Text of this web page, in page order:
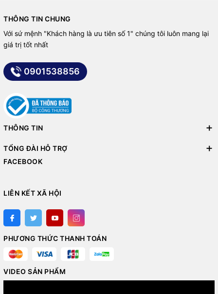
THÔNG TIN CHUNG
Với sứ mệnh "Khách hàng là ưu tiên số 1" chúng tôi luôn mang lại
giá trị tốt nhất
0901538856
THÔNG TIN
TỔNG ĐÀI HỖ TRỢ
FACEBOOK
LIÊN KẾT XÃ HỘI
PHƯƠNG THỨC THANH TOÁN
VIDEO SẢN PHẨM